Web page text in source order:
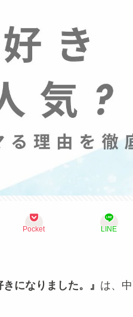
Pocket LINE
きになりました。』 は、